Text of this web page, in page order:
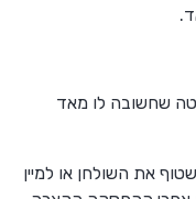
שחשובה לו מאד
את השולחן או למיין